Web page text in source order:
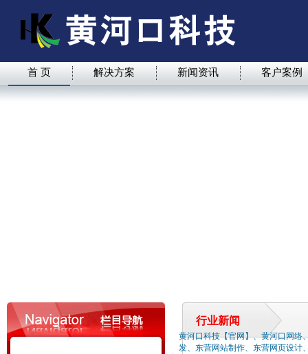
首 页 解决方案 新闻资讯 客户案例
行业新闻
黄河口科技【官网】、黄河口网络
发、东营网站制作、东营网页设计